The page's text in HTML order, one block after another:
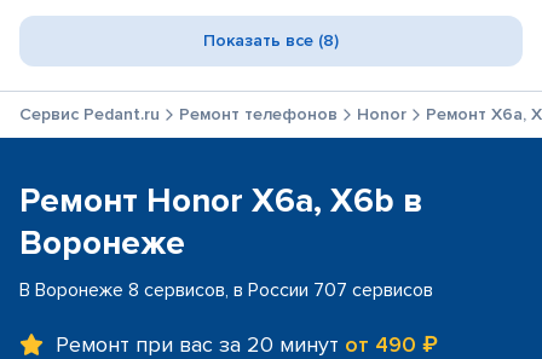
Показать все (8)
Сервис Pedant.ru Ремонт телефонов Honor Ремонт X6a,
Ремонт Honor X6a, X6b в
Воронеже
В Воронеже 8 сервисов, в России 707 сервисов
Ремонт при вас за 20 минут от 490 ₽